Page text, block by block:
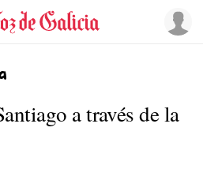
a través de la